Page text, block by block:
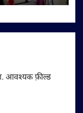
आवश्यक फ़ील्ड